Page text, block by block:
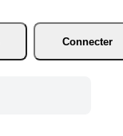
Connecter